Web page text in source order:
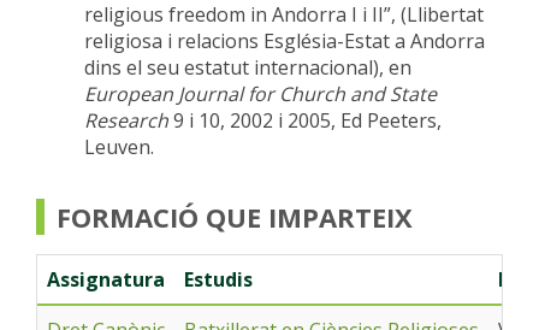
religious freedom in Andorra I i II”, (Llibertat
religiosa i relacions Església-Estat a Andorra
dins el seu estatut internacional), en
European Journal for Church and State
Research9 i 10, 2002 i 2005, Ed Peeters,
Leuven.
FORMACIÓ QUE IMPARTEIX
Assignatura Estudis